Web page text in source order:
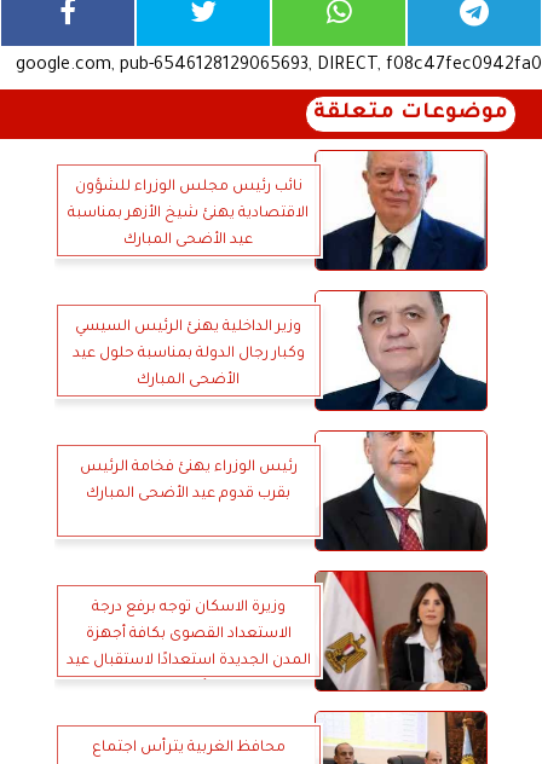
google.com, pub-6546128129065693, DIRECT, f08c47fec0942fa0
موضوعات متعلقة
نائب رئيس مجلس الوزراء للشؤون
الاقتصادية يهنئ شيخ الأزهر بمناسبة
عيد الأضحى المبارك
وزير الداخلية يهنئ الرئيس السيسي
وكبار رجال الدولة بمناسبة حلول عيد
الأضحى المبارك
رئيس الوزراء يهنئ فخامة الرئيس
بقرب قدوم عيد الأضحى المبارك
وزيرة الاسكان توجه برفع درجة
الاستعداد القصوى بكافة أجهزة
المدن الجديدة استعدادًا لاستقبال عيد
محافظ الغربية يترأس اجتماع